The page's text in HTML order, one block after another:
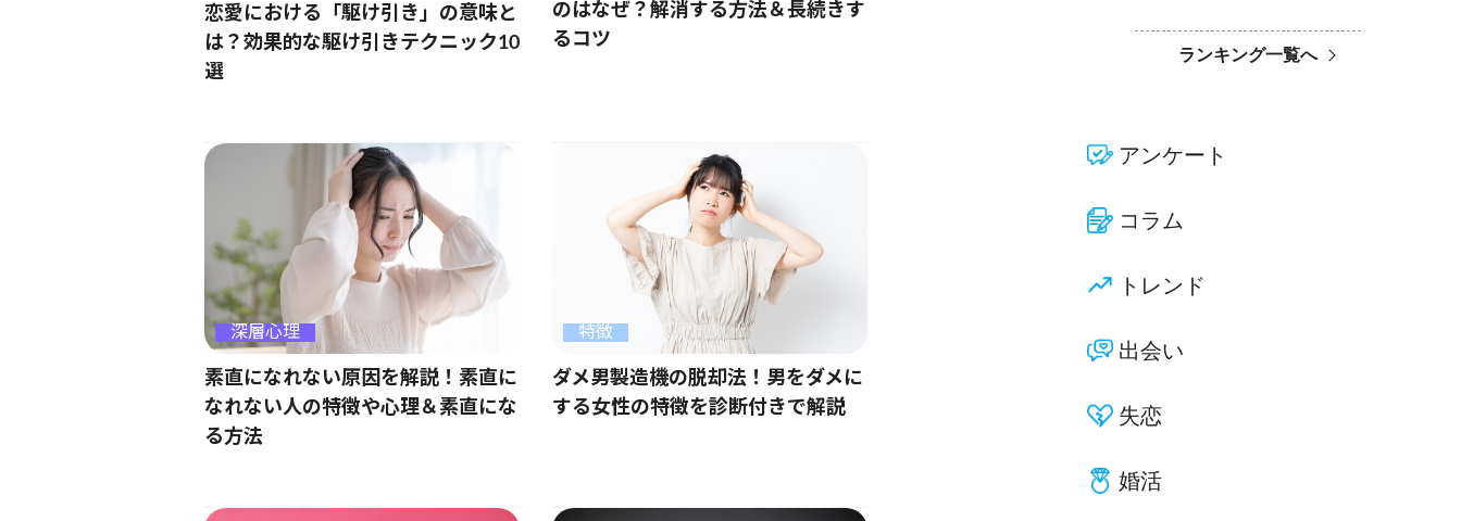
恋愛における「駆け引き」の意味と
は？効果的な駆け引きテクニック10
選
のはなぜ？解消する方法＆長続きす
るコツ
深層心理
素直になれない原因を解説！素直に
なれない人の特徴や心理＆素直にな
る方法
特徴
ダメ男製造機の脱却法！男をダメに
する女性の特徴を診断付きで解説
ランキング一覧へ
アンケート
コラム
トレンド
出会い
失恋
婚活